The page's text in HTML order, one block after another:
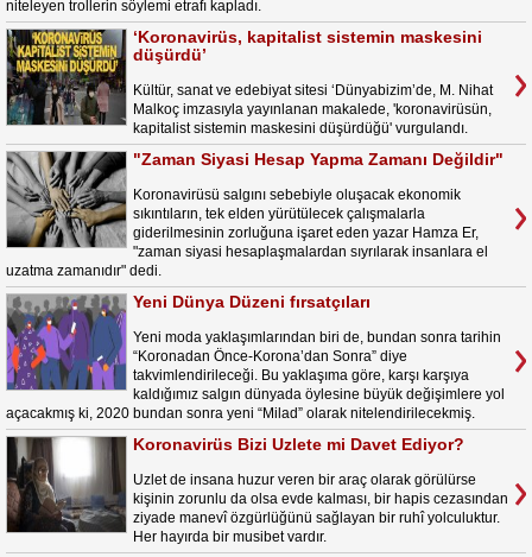
niteleyen trollerin söylemi etrafı kapladı.
‘Koronavirüs, kapitalist sistemin maskesini
düşürdü’
Kültür, sanat ve edebiyat sitesi ‘Dünyabizim’de, M. Nihat
Malkoç imzasıyla yayınlanan makalede, 'koronavirüsün,
kapitalist sistemin maskesini düşürdüğü' vurgulandı.
"Zaman Siyasi Hesap Yapma Zamanı Değildir"
Koronavirüsü salgını sebebiyle oluşacak ekonomik
sıkıntıların, tek elden yürütülecek çalışmalarla
giderilmesinin zorluğuna işaret eden yazar Hamza Er,
"zaman siyasi hesaplaşmalardan sıyrılarak insanlara el
uzatma zamanıdır" dedi.
Yeni Dünya Düzeni fırsatçıları
Yeni moda yaklaşımlarından biri de, bundan sonra tarihin
“Koronadan Önce-Korona’dan Sonra” diye
takvimlendirileceği. Bu yaklaşıma göre, karşı karşıya
kaldığımız salgın dünyada öylesine büyük değişimlere yol
açacakmış ki, 2020 bundan sonra yeni “Milad” olarak nitelendirilecekmiş.
Koronavirüs Bizi Uzlete mi Davet Ediyor?
Uzlet de insana huzur veren bir araç olarak görülürse
kişinin zorunlu da olsa evde kalması, bir hapis cezasından
ziyade manevî özgürlüğünü sağlayan bir ruhî yolculuktur.
Her hayırda bir musibet vardır.